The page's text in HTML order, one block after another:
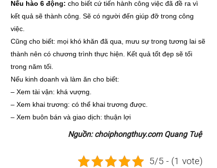
Nếu hào 6 động: cho biết cứ tiến hành công việc đã đề ra vì
kết quả sẽ thành công. Sẽ có người đến giúp đỡ trong công
việc.
Cũng cho biết: mọi khó khăn đã qua, mưu sự trong tương lai sẽ
thành nên có chương trình thực hiện. Kết quả tốt đẹp sẽ tối
trong năm tối.
Nếu kinh doanh và làm ăn cho biết:
– Xem tài vận: khá vượng.
– Xem khai trương: có thể khai trương được.
– Xem buôn bán và giao dịch: thuận lợi
Nguồn: choiphongthuy.com Quang Tuệ
5/5 - (1 vote)